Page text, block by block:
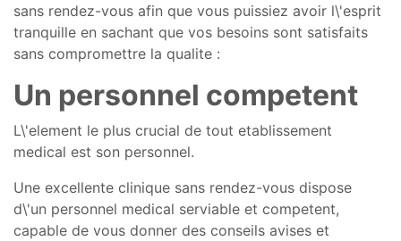
sans rendez-vous afin que vous puissiez avoir l\'esprit
tranquille en sachant que vos besoins sont satisfaits
sans compromettre la qualite :
Un personnel competent
L\'element le plus crucial de tout etablissement
medical est son personnel.
Une excellente clinique sans rendez-vous dispose
d\'un personnel medical serviable et competent,
capable de vous donner des conseils avises et